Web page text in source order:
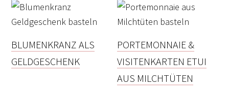
BLUMENKRANZ ALS
GELDGESCHENK
PORTEMONNAIE &
VISITENKARTEN ETUI
AUS MILCHTÜTEN